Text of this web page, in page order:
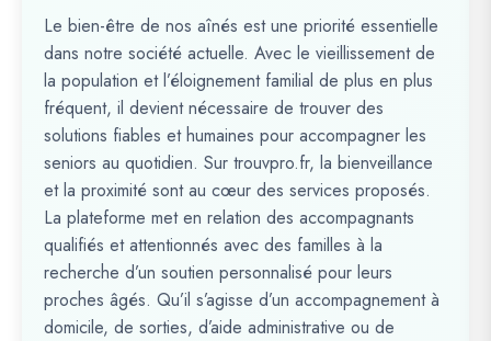
Le bien-être de nos aînés est une priorité essentielle
dans notre société actuelle. Avec le vieillissement de
la population et l’éloignement familial de plus en plus
fréquent, il devient nécessaire de trouver des
solutions fiables et humaines pour accompagner les
seniors au quotidien. Sur trouvpro.fr, la bienveillance
et la proximité sont au cœur des services proposés.
La plateforme met en relation des accompagnants
qualifiés et attentionnés avec des familles à la
recherche d’un soutien personnalisé pour leurs
proches âgés. Qu’il s’agisse d’un accompagnement à
domicile, de sorties, d’aide administrative ou de